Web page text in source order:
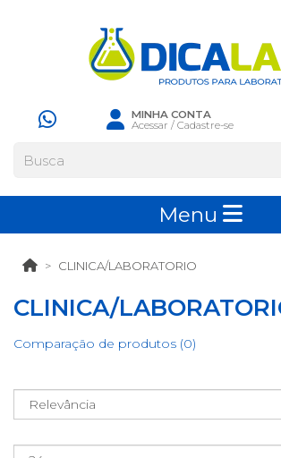
MINHA CONTA
Acessar /Cadastre-se
Menu
CLINICA/LABORATORIO
CLINICA/
Comparação de produtos (0)